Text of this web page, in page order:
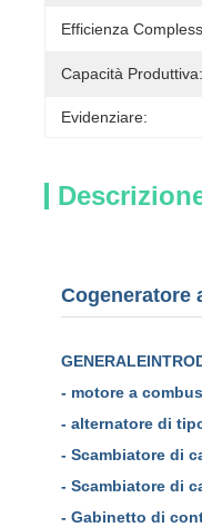
Efficienza
Capacità Produttiva:
Evidenziare:
Cogeneratore
GENERALE
- motore a
- alternatore di
- Scambiatore di
- Scambiatore di
- Gabinetto di